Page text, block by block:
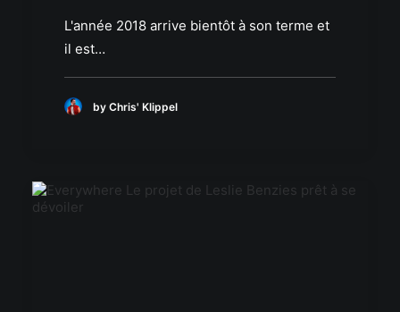
L'année 2018 arrive bientôt à son terme et
il est…
by Chris' Klippel